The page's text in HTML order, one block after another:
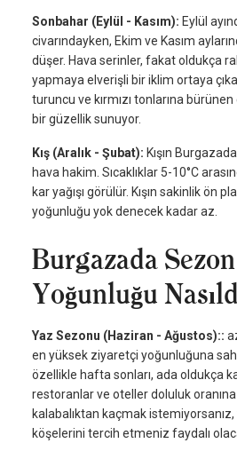
Sonbahar (Eylül - Kasım): Eylül
civarındayken, Ekim ve Kasım
düşer. Hava serinler, fakat oldukça
yapmaya elverişli bir iklim ortaya
turuncu ve kırmızı tonlarına
bir güzellik sunuyor.
Kış (Aralık - Şubat): Kışın
hava hakim. Sıcaklıklar 5-10°C
kar yağışı görülür. Kışın sakinlik ön
yoğunluğu yok denecek kadar az.
Burgazada Sezon
Yoğunluğu
Yaz Sezonu (Haziran - Ağustos)::
en yüksek ziyaretçi yoğunluğuna
özellikle hafta sonları, ada oldukça
restoranlar ve oteller doluluk oranına
kalabalıktan kaçmak istemiyorsanız,
köşelerini tercih etmeniz faydalı